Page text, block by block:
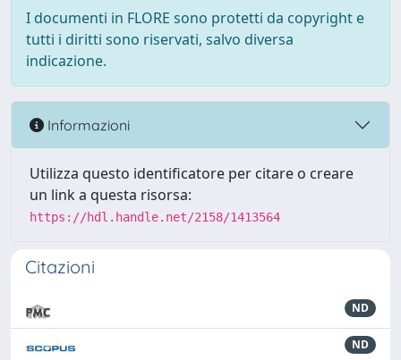
I documenti in FLORE sono protetti da copyright e
tutti i diritti sono riservati, salvo diversa
indicazione.
Informazioni
Utilizza questo identificatore per citare o creare
un link a questa risorsa:
https://hdl.handle.net/2158/1413564
Citazioni
ND
ND